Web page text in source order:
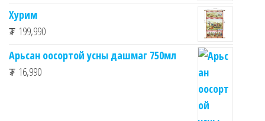
Хурим
₮ 199,990
Арьсан оосортой усны дашмаг 750мл
₮ 16,990